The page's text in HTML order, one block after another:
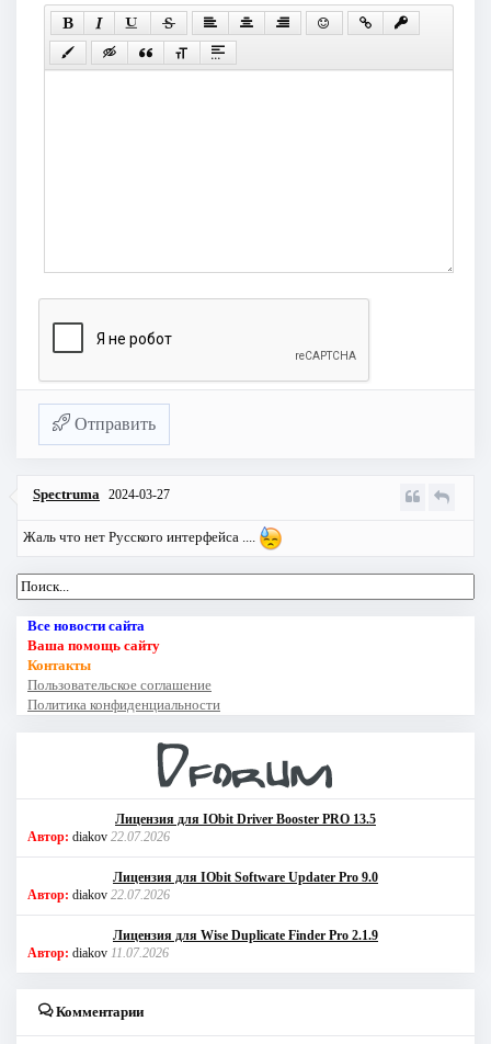
Отправить
Spectruma 2024-03-27
Жаль что нет Русского интерфейса ....
Все новости сайта
Ваша помощь сайту
Контакты
Пользовательское соглашение
Политика конфиденциальности
Лицензия для IObit Driver Booster PRO 13.5
Автор: diakov 22.07.2026
Лицензия для IObit Software Updater Pro 9.0
Автор: diakov 22.07.2026
Лицензия для Wise Duplicate Finder Pro 2.1.9
Автор: diakov 11.07.2026
Комментарии